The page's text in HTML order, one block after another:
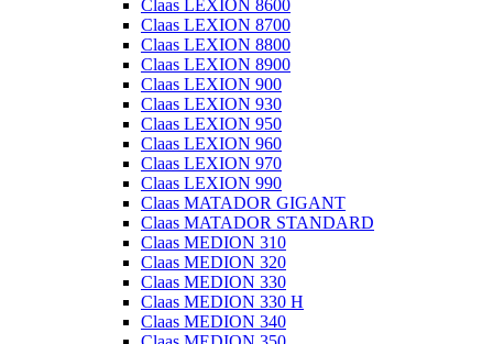
Claas LEXION 8600
Claas LEXION 8700
Claas LEXION 8800
Claas LEXION 8900
Claas LEXION 900
Claas LEXION 930
Claas LEXION 950
Claas LEXION 960
Claas LEXION 970
Claas LEXION 990
Claas MATADOR GIGANT
Claas MATADOR STANDARD
Claas MEDION 310
Claas MEDION 320
Claas MEDION 330
Claas MEDION 330 H
Claas MEDION 340